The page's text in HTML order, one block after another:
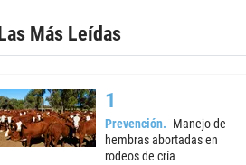
Las Más Leídas
Prevención
Manejo de
hembras abortadas en
rodeos de cría